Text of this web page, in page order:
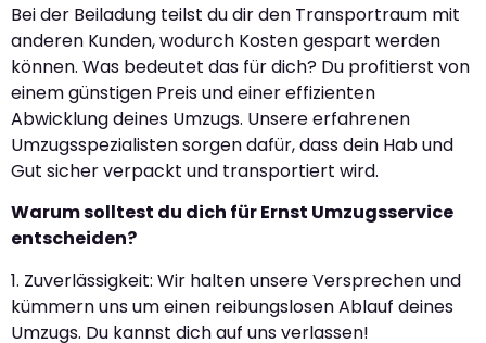
Bei der Beiladung teilst du dir den Transportraum mit
anderen Kunden, wodurch Kosten gespart werden
können. Was bedeutet das für dich? Du profitierst von
einem günstigen Preis und einer effizienten
Abwicklung deines Umzugs. Unsere erfahrenen
Umzugsspezialisten sorgen dafür, dass dein Hab und
Gut sicher verpackt und transportiert wird.
Warum solltest du dich für Ernst Umzugsservice
entscheiden?
1. Zuverlässigkeit: Wir halten unsere Versprechen und
kümmern uns um einen reibungslosen Ablauf deines
Umzugs. Du kannst dich auf uns verlassen!